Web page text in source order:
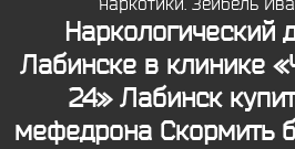
наркотики. Зейбель
Наркологический
Лабинске в клинике
24» Лабинск
мефедрона Скормить